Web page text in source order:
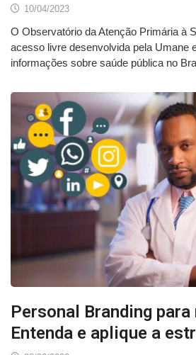
10/04/2023
O Observatório da Atenção Primária à
acesso livre desenvolvida pela Umane
informações sobre saúde pública no
Personal Branding para
Entenda e aplique a